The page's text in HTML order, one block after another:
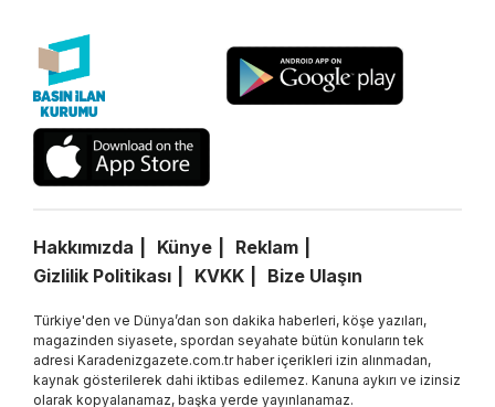
Hakkımızda Künye
Reklam
Gizlilik Politikası
KVKK Bize Ulaşın
Türkiye'den ve Dünya’dan son dakika haberleri, köşe yazıları,
magazinden siyasete, spordan seyahate bütün konuların tek
adresi Karadenizgazete.com.tr haber içerikleri izin alınmadan,
kaynak gösterilerek dahi iktibas edilemez. Kanuna aykırı ve izinsiz
olarak kopyalanamaz, başka yerde yayınlanamaz.